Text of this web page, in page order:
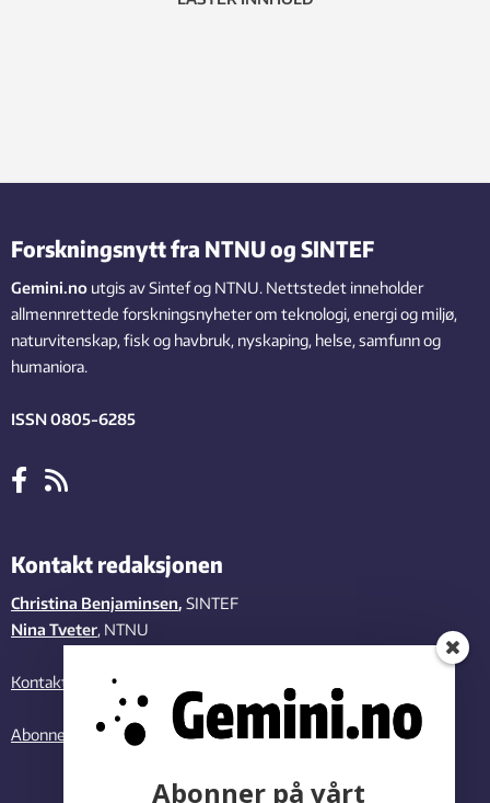
Forskningsnytt fra NTNU og SINTEF
Gemini.no utgis av Sintef og NTNU. Nettstedet inneholder
allmennrettede forskningsnyheter om teknologi, energi og miljø,
naturvitenskap, fisk og havbruk, nyskaping, helse, samfunn og
humaniora.
ISSN 0805-6285
Kontakt redaksjonen
Christina Benjaminsen, SINTEF
Nina Tveter, NTNU
Kontakt oss
Abonner på vårt nyhetsbrev
Abonner på vårt